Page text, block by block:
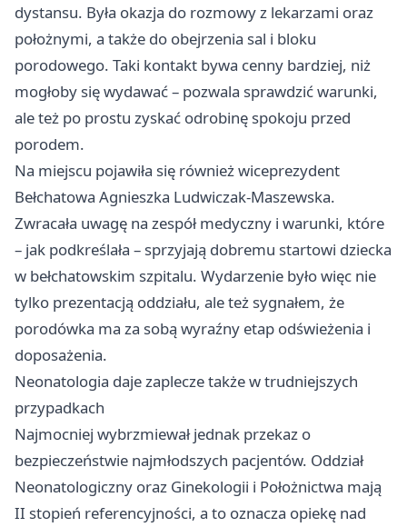
dystansu. Była okazja do rozmowy z lekarzami oraz
położnymi, a także do obejrzenia sal i bloku
porodowego. Taki kontakt bywa cenny bardziej, niż
mogłoby się wydawać – pozwala sprawdzić warunki,
ale też po prostu zyskać odrobinę spokoju przed
porodem.
Na miejscu pojawiła się również wiceprezydent
Bełchatowa Agnieszka Ludwiczak-Maszewska.
Zwracała uwagę na zespół medyczny i warunki, które
– jak podkreślała – sprzyjają dobremu startowi dziecka
w bełchatowskim szpitalu. Wydarzenie było więc nie
tylko prezentacją oddziału, ale też sygnałem, że
porodówka ma za sobą wyraźny etap odświeżenia i
doposażenia.
Neonatologia daje zaplecze także w trudniejszych
przypadkach
Najmocniej wybrzmiewał jednak przekaz o
bezpieczeństwie najmłodszych pacjentów. Oddział
Neonatologiczny oraz Ginekologii i Położnictwa mają
II stopień referencyjności, a to oznacza opiekę nad